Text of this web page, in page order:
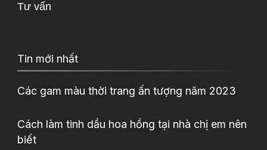
Tư vấn
Tin mới nhất
Các gam màu thời trang ấn tượng năm 2023
Cách làm tinh dầu hoa hồng tại nhà chị em nên
biết